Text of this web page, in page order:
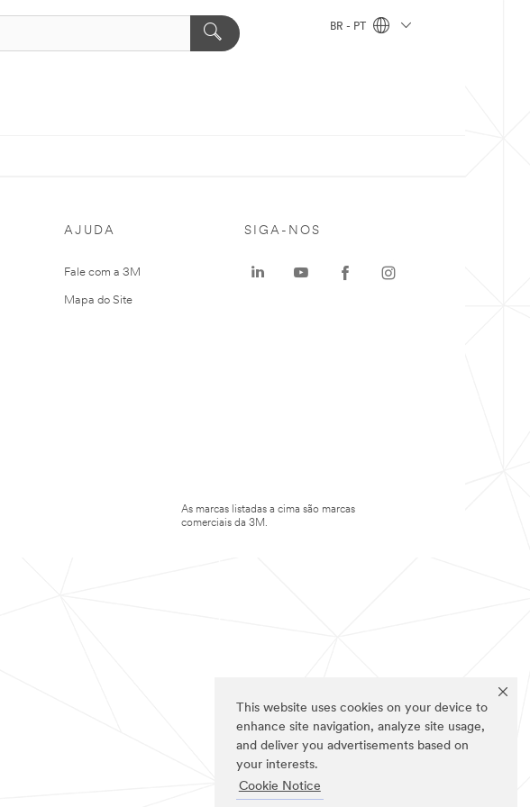
This website uses cookies on your device to
enhance site navigation, analyze site usage,
and deliver you advertisements based on
your interests.
Cookie Notice
BR - PT
AJUDA
Fale com a 3M
Mapa do Site
SIGA-NOS
As marcas listadas a cima são marcas
comerciais da 3M.